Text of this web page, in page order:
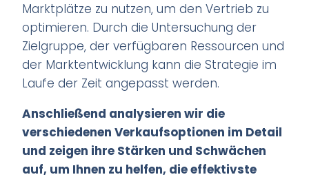
Marktplätze zu nutzen, um den Vertrieb zu
optimieren. Durch die Untersuchung der
Zielgruppe, der verfügbaren Ressourcen und
der Marktentwicklung kann die Strategie im
Laufe der Zeit angepasst werden.
Anschließend analysieren wir die
verschiedenen Verkaufsoptionen im Detail
und zeigen ihre Stärken und Schwächen
auf, um Ihnen zu helfen, die effektivste